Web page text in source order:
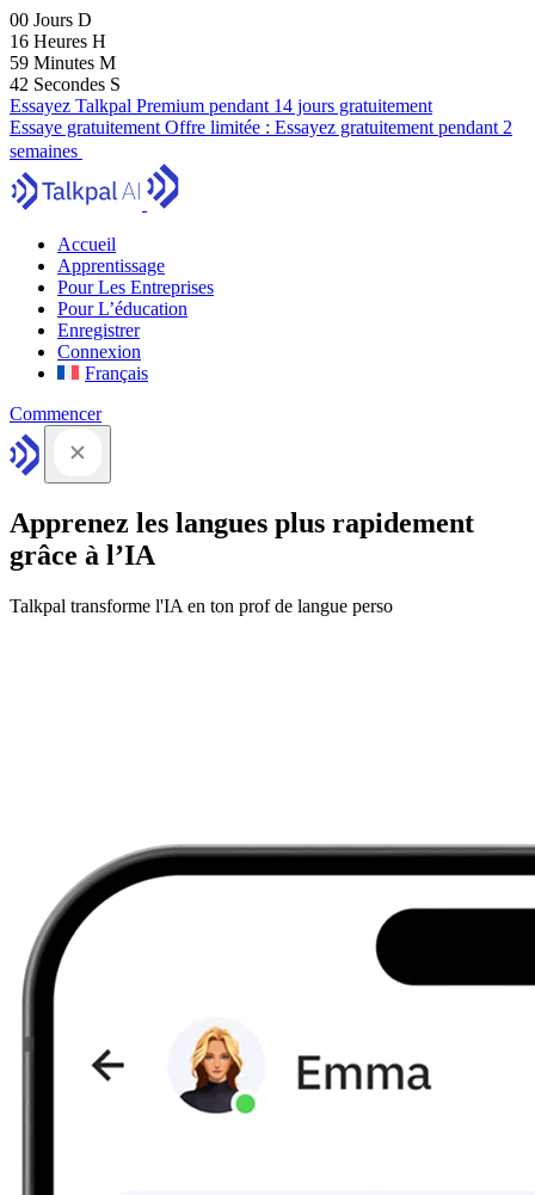
00 Jours D
16 Heures H
59 Minutes M
42 Secondes S
Essayez Talkpal Premium pendant 14 jours gratuitement
Essaye gratuitement Offre limitée : Essayez gratuitement pendant 2
semaines
Accueil
Apprentissage
Pour Les Entreprises
Pour L’éducation
Enregistrer
Connexion
Français
Commencer
Apprenez les langues plus rapidement
grâce à l’IA
Talkpal transforme l'IA en ton prof de langue perso